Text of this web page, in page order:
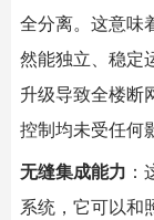
全分离。这意味
然能独立、稳定
升级导致全楼断
控制均未受任何
无缝集成能力
系统，它可以和